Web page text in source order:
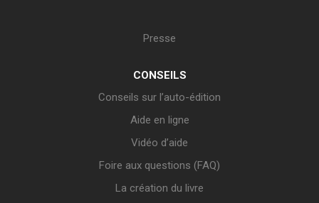
Presse
CONSEILS
Conseils sur l’auto-édition
Aide en ligne
Vidéo d’aide
Foire aux questions (FAQ)
La création du livre